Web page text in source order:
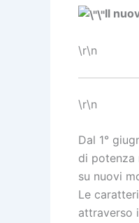
Il
\r\n
\r\n
Dal 1°
di potenza
su nuovi
Le
attraverso